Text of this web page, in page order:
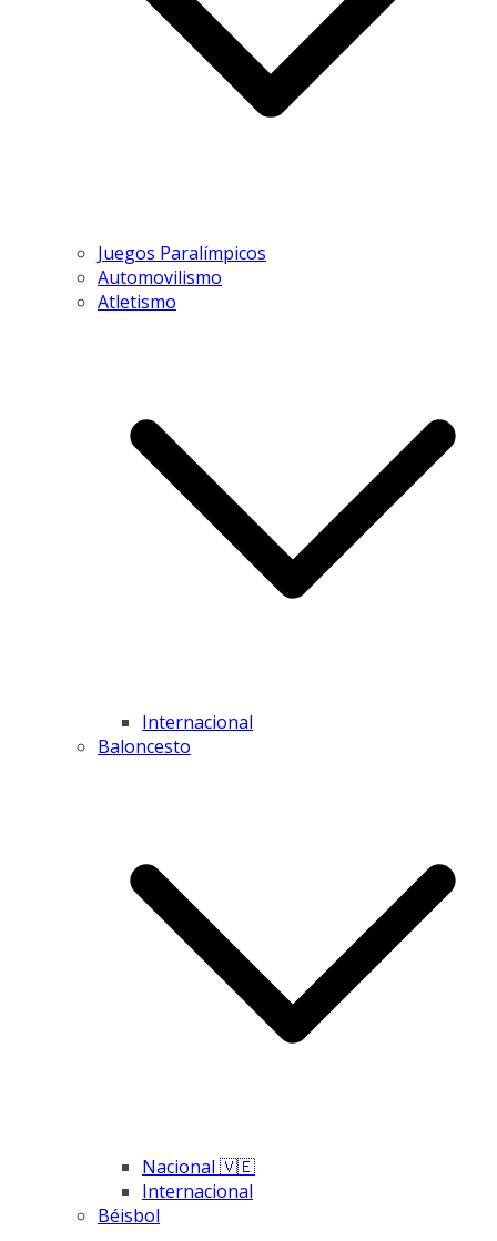
Juegos Paralímpicos
Automovilismo
Atletismo
Internacional
Baloncesto
Nacional 🇻🇪
Internacional
Béisbol